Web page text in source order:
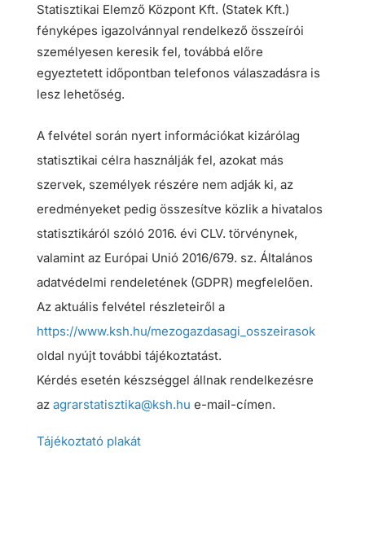
Statisztikai Elemző Központ Kft. (Statek Kft.)
fényképes igazolvánnyal rendelkező összeírói
személyesen keresik fel, továbbá előre
egyeztetett időpontban telefonos válaszadásra is
lesz lehetőség.
A felvétel során nyert információkat kizárólag
statisztikai célra használják fel, azokat más
szervek, személyek részére nem adják ki, az
eredményeket pedig összesítve közlik a hivatalos
statisztikáról szóló 2016. évi CLV. törvénynek,
valamint az Európai Unió 2016/679. sz. Általános
adatvédelmi rendeletének (GDPR) megfelelően.
Az aktuális felvétel részleteiről a
https://www.ksh.hu/mezogazdasagi_osszeirasok
oldal nyújt további tájékoztatást.
Kérdés esetén készséggel állnak rendelkezésre
az agrarstatisztika@ksh.hu e-mail-címen.
Tájékoztató plakát